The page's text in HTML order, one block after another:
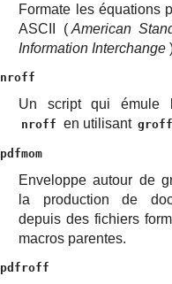
Formate les équations
ASCII ( American
Information Interchange
nroff
Un script qui émule
nroff en utilisant groff
pdfmom
Enveloppe autour de
la production de
depuis des fichiers
macros parentes.
pdfroff